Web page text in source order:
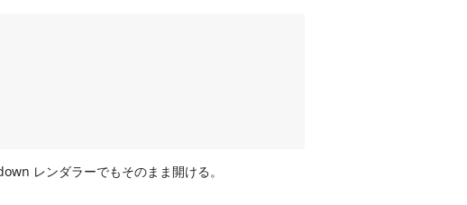
レンダラーでもそのまま開ける。